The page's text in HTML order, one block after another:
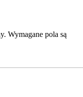
Wymagane pola są